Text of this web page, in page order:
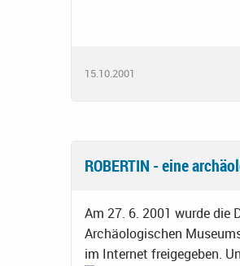
15.10.2001
ROBERTIN - eine
Am 27. 6. 2001 wurde die
Archäologischen
im Internet freigegeben.